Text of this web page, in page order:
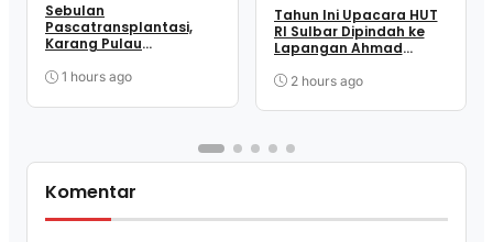
Sebulan
Pascatransplantasi,
Karang Pulau
Dimonitor
1 hours ago
Tahun Ini Upacara HUT
RI Sulbar Dipindah ke
Lapangan Ahmad
2 hours ago
Komentar